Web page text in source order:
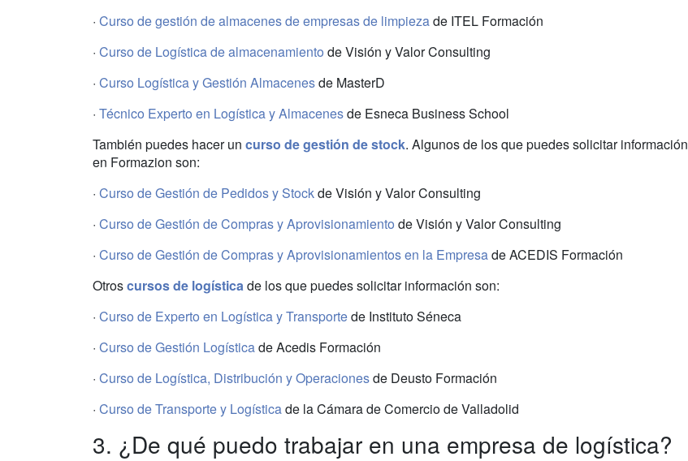
· Curso de gestión de almacenes de empresas de limpiezade ITEL Formación
· Curso de Logística de almacenamiento de Visión y Valor Consulting
· Curso Logística y Gestión Almacenesde MasterD
· Técnico Experto en Logística y Almacenesde Esneca Business School
También puedes hacer un curso de gestión de stock. Algunos de los que puedes solicitar información
en Formazion son:
· Curso de Gestión de Pedidos y Stockde Visión y Valor Consulting
· Curso de Gestión de Compras y Aprovisionamiento de Visión y Valor Consulting
· Curso de Gestión de Compras y Aprovisionamientos en la Empresade ACEDIS Formación
Otroscursos de logística de los que puedes solicitar información son:
· Curso de Experto en Logística y Transportede Instituto Séneca
· Curso de Gestión Logísticade Acedis Formación
· Curso de Logística, Distribución y Operacionesde Deusto Formación
· Curso de Transporte y Logísticade la Cámara de Comercio de Valladolid
3. ¿De qué puedo trabajar en una empresa de logística?